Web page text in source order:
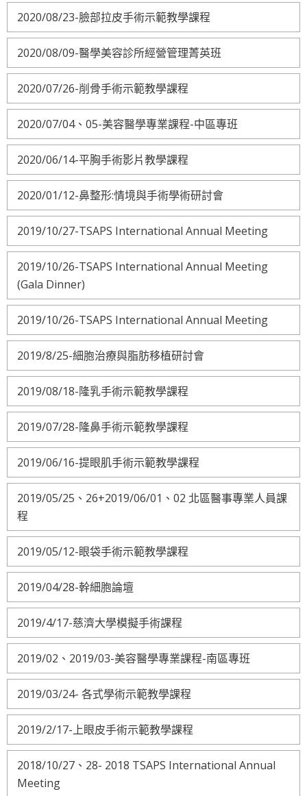
2020/08/23-臉部拉皮手術示範教學課程
2020/08/09-醫學美容診所經營管理菁英班
2020/07/26-削骨手術示範教學課程
2020/07/04、05-美容醫學專業課程-中區專班
2020/06/14-平胸手術影片教學課程
2020/01/12-鼻整形:情境與手術學術研討會
2019/10/27-TSAPS International Annual Meeting
2019/10/26-TSAPS International Annual Meeting
(Gala Dinner)
2019/10/26-TSAPS International Annual Meeting
2019/8/25-細胞治療與脂肪移植研討會
2019/08/18-隆乳手術示範教學課程
2019/07/28-隆鼻手術示範教學課程
2019/06/16-提眼肌手術示範教學課程
2019/05/25、26+2019/06/01、02 北區醫事專業人員課
程
2019/05/12-眼袋手術示範教學課程
2019/04/28-幹細胞論壇
2019/4/17-慈濟大學模擬手術課程
2019/02、2019/03-美容醫學專業課程-南區專班
2019/03/24- 各式學術示範教學課程
2019/2/17-上眼皮手術示範教學課程
2018/10/27、28- 2018 TSAPS International Annual
Meeting